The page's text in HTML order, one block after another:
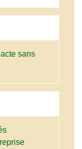
sans